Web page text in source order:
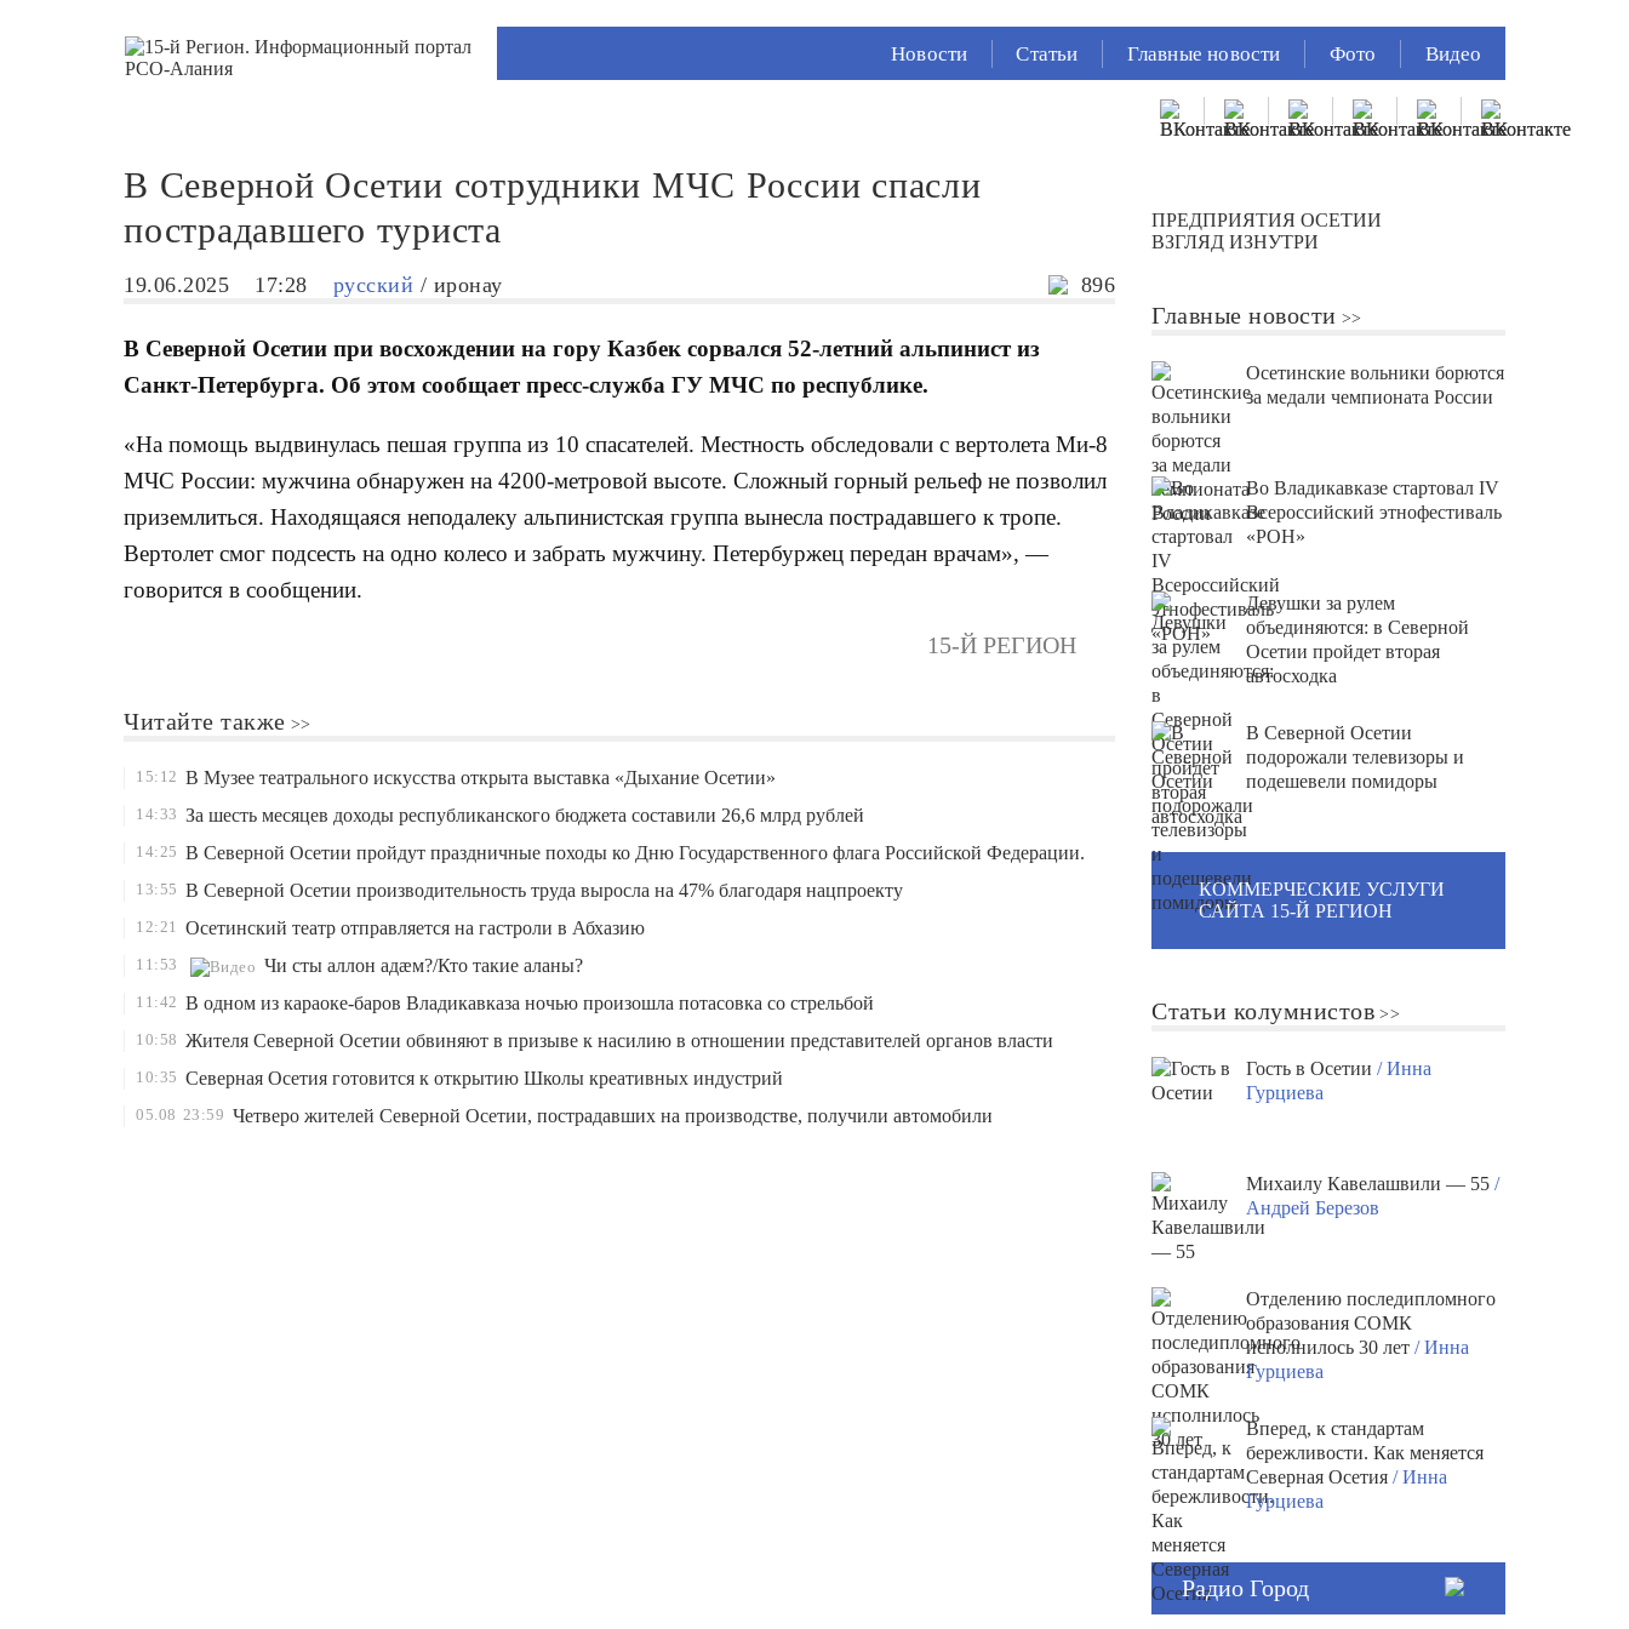
1.66 м/с
Новости Статьи Главные новости Фото Видео
В Северной Осетии сотрудники МЧС России спасли
пострадавшего туриста
19.06.2025 17:28 русский / иронау 896
В Северной Осетии при восхождении на гору Казбек сорвался 52-летний альпинист из
Санкт-Петербурга. Об этом сообщает пресс-служба ГУ МЧС по республике.
«На помощь выдвинулась пешая группа из 10 спасателей. Местность обследовали с вертолета Ми-8
МЧС России: мужчина обнаружен на 4200-метровой высоте. Сложный горный рельеф не позволил
приземлиться. Находящаяся неподалеку альпинистская группа вынесла пострадавшего к тропе.
Вертолет смог подсесть на одно колесо и забрать мужчину. Петербуржец передан врачам», —
говорится в сообщении.
15-Й РЕГИОН
Читайте также
15:12 В Музее театрального искусства открыта выставка «Дыхание Осетии»
14:33 За шесть месяцев доходы республиканского бюджета составили 26,6 млрд рублей
14:25 В Северной Осетии пройдут праздничные походы ко Дню Государственного флага Российской Федерации.
13:55 В Северной Осетии производительность труда выросла на 47% благодаря нацпроекту
12:21 Осетинский театр отправляется на гастроли в Абхазию
11:53 Чи сты аллон адæм?/Кто такие аланы?
11:42 В одном из караоке-баров Владикавказа ночью произошла потасовка со стрельбой
10:58 Жителя Северной Осетии обвиняют в призыве к насилию в отношении представителей органов власти
10:35 Северная Осетия готовится к открытию Школы креативных индустрий
05.08 23:59 Четверо жителей Северной Осетии, пострадавших на производстве, получили автомобили
ПРЕДПРИЯТИЯ ОСЕТИИ
ВЗГЛЯД ИЗНУТРИ
Главные новости
Осетинские вольники борются
за медали чемпионата России
Во Владикавказе стартовал IV
Всероссийский этнофестиваль
«РОН»
Девушки за рулем
объединяются: в Северной
Осетии пройдет вторая
автосходка
В Северной Осетии
подорожали телевизоры и
подешевели помидоры
КОММЕРЧЕСКИЕ УСЛУГИ
САЙТА 15-Й РЕГИОН
Статьи колумнистов
Гость в Осетии/ Инна
Гурциева
Михаилу Кавелашвили — 55/
Андрей Березов
Отделению последипломного
образования СОМК
исполнилось 30 лет/ Инна
Гурциева
Вперед, к стандартам
бережливости. Как меняется
Северная Осетия/ Инна
Гурциева
Радио Город